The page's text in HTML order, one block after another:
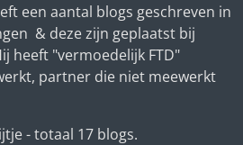
een aantal blogs geschreven in
& deze zijn geplaatst bij
heeft "vermoedelijk FTD"
partner die niet meewerkt
- totaal 17 blogs.